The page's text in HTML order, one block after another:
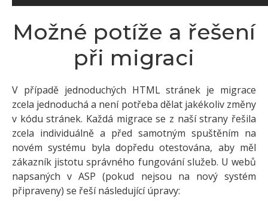
Možné potíže a řešení
při migraci
V případě jednoduchých HTML stránek je migrace
zcela jednoduchá a není potřeba dělat jakékoliv změny
v kódu stránek. Každá migrace se z naší strany řešila
zcela individuálně a před samotným spuštěním na
novém systému byla dopředu otestována, aby měl
zákazník jistotu správného fungování služeb. U webů
napsaných v ASP (pokud nejsou na nový systém
připraveny) se řeší následující úpravy: